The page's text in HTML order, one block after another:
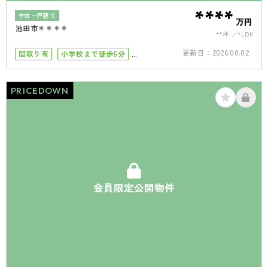
中古一戸建て
池田市＊＊＊＊ **** 万円
**坪 *LDK
間取り有
小学校まで徒歩5分
更新日： 2026.08.02
会員限定公開物件
PRICEDOWN